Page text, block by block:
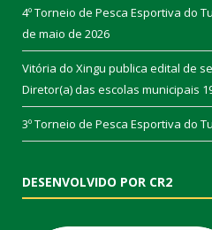
4º Torneio de Pesca Esportiva do
de maio de 2026
Vitória do Xingu publica edital de
Diretor(a) das escolas municipais
3º Torneio de Pesca Esportiva do
DESENVOLVIDO POR CR2